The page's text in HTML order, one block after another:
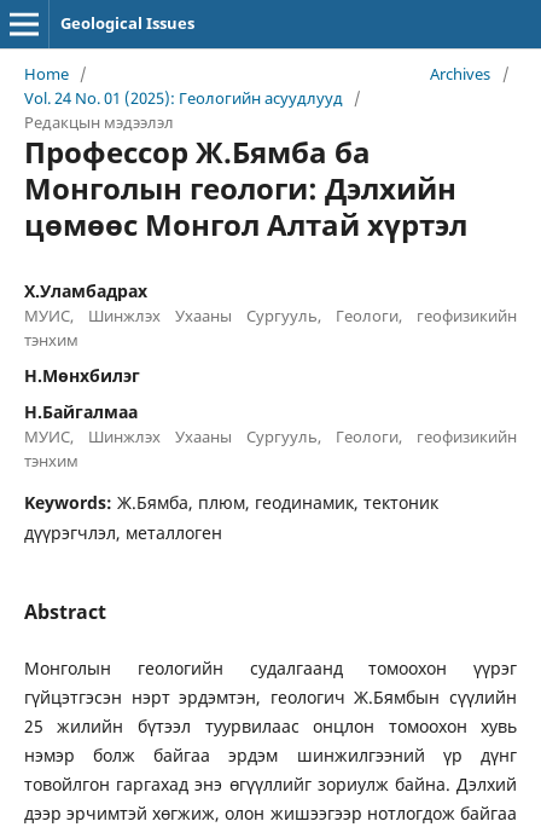
Geological Issues
Home / Archives
/
Vol. 24 No. 01 (2025): Геологийн асуудлууд /
Редакцын мэдээлэл
Профессор Ж.Бямба ба
Монголын геологи: Дэлхийн
цөмөөс Монгол Алтай хүртэл
Х.Уламбадрах
МУИС, Шинжлэх Ухааны Сургууль, Геологи, геофизикийн
тэнхим
Н.Мөнхбилэг
Н.Байгалмаа
МУИС, Шинжлэх Ухааны Сургууль, Геологи, геофизикийн
тэнхим
Keywords: Ж.Бямба, плюм, геодинамик, тектоник
дүүрэгчлэл, металлоген
Abstract
Монголын геологийн судалгаанд томоохон үүрэг
гүйцэтгэсэн нэрт эрдэмтэн, геологич Ж.Бямбын сүүлийн
25 жилийн бүтээл туурвилаас онцлон томоохон хувь
нэмэр болж байгаа эрдэм шинжилгээний үр дүнг
товойлгон гаргахад энэ өгүүллийг зориулж байна. Дэлхий
дээр эрчимтэй хөгжиж, олон жишээгээр нотлогдож байгаа